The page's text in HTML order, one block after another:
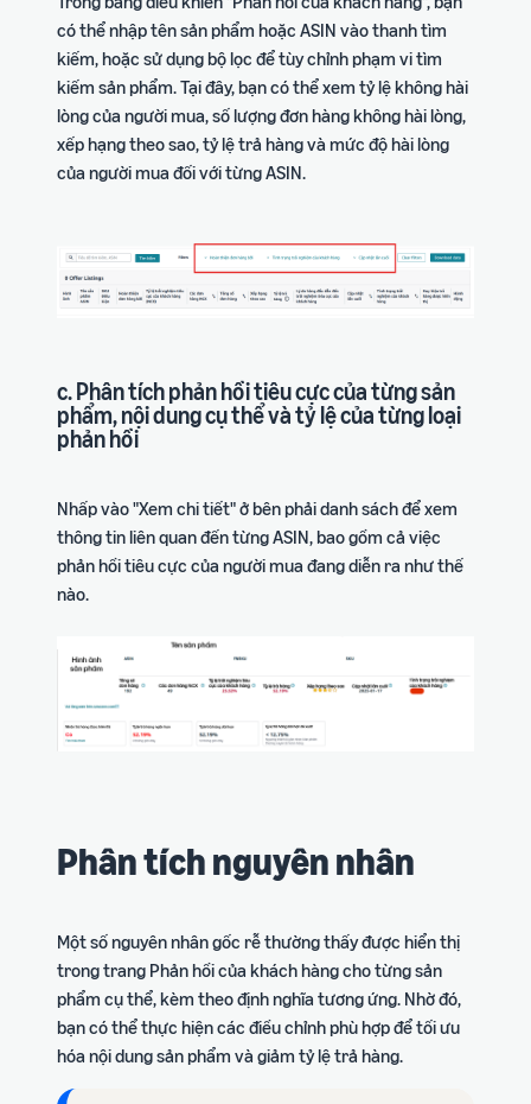
có thể nhập tên sản phẩm hoặc ASIN vào thanh tìm
kiếm, hoặc sử dụng bộ lọc để tùy chỉnh phạm vi tìm
kiếm sản phẩm. Tại đây, bạn có thể xem tỷ lệ không hài
lòng của người mua, số lượng đơn hàng không hài lòng,
xếp hạng theo sao, tỷ lệ trả hàng và mức độ hài lòng
của người mua đối với từng ASIN.
c. Phân tích phản hồi tiêu cực của từng sản
phẩm, nội dung cụ thể và tỷ lệ của từng loại
phản hồi
Nhấp vào "Xem chi tiết" ở bên phải danh sách để xem
thông tin liên quan đến từng ASIN, bao gồm cả việc
phản hồi tiêu cực của người mua đang diễn ra như thế
nào.
Phân tích nguyên nhân
Một số nguyên nhân gốc rễ thường thấy được hiển thị
trong trang Phản hồi của khách hàng cho từng sản
phẩm cụ thể, kèm theo định nghĩa tương ứng. Nhờ đó,
bạn có thể thực hiện các điều chỉnh phù hợp để tối ưu
hóa nội dung sản phẩm và giảm tỷ lệ trả hàng.